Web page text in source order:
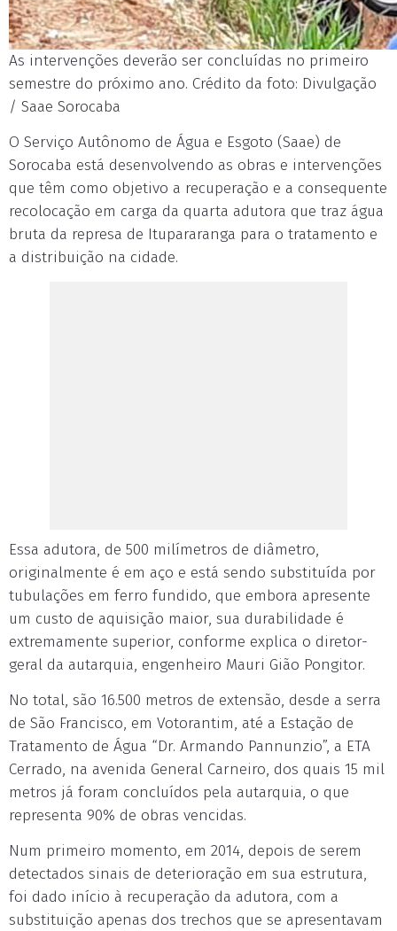
As intervenções deverão ser concluídas no primeiro
semestre do próximo ano. Crédito da foto: Divulgação
/ Saae Sorocaba
O Serviço Autônomo de Água e Esgoto (Saae) de
Sorocaba está desenvolvendo as obras e intervenções
que têm como objetivo a recuperação e a consequente
recolocação em carga da quarta adutora que traz água
bruta da represa de Itupararanga para o tratamento e
a distribuição na cidade.
Essa adutora, de 500 milímetros de diâmetro,
originalmente é em aço e está sendo substituída por
tubulações em ferro fundido, que embora apresente
um custo de aquisição maior, sua durabilidade é
extremamente superior, conforme explica o diretor-
geral da autarquia, engenheiro Mauri Gião Pongitor.
No total, são 16.500 metros de extensão, desde a serra
de São Francisco, em Votorantim, até a Estação de
Tratamento de Água “Dr. Armando Pannunzio”, a ETA
Cerrado, na avenida General Carneiro, dos quais 15 mil
metros já foram concluídos pela autarquia, o que
representa 90% de obras vencidas.
Num primeiro momento, em 2014, depois de serem
detectados sinais de deterioração em sua estrutura,
foi dado início à recuperação da adutora, com a
substituição apenas dos trechos que se apresentavam